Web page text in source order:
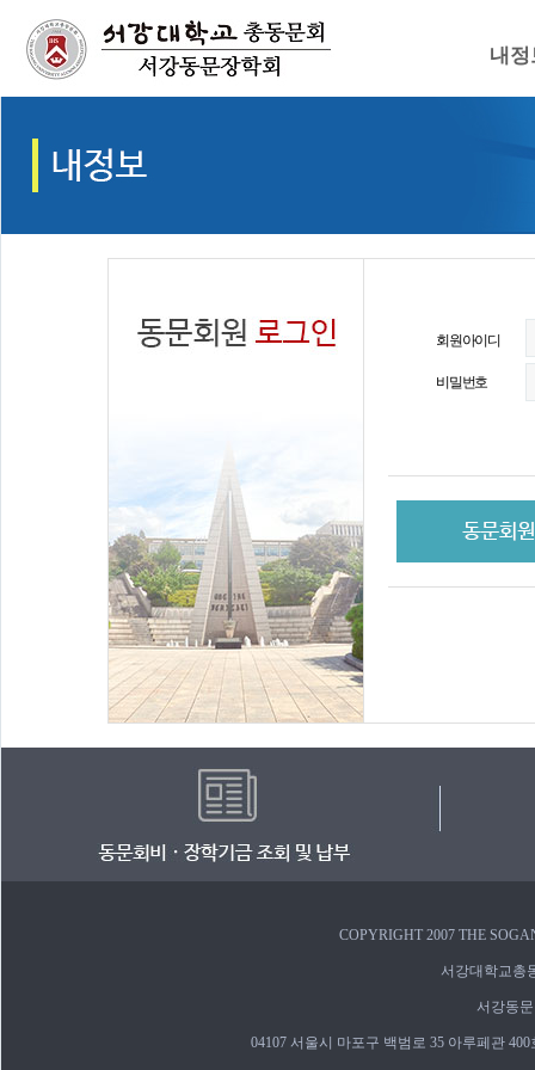
내정
회원아이디
비밀번호
COPYRIGHT 2007 THE
서강대학교총
서강동
04107 서울시 마포구 백범로 35 아루페관 400